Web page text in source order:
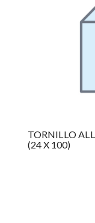
TORNILLO
(24 X 100)